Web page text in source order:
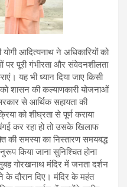
योगी आदित्यनाथ ने अधिकारियों को
पर पूरी गंभीरता और संवेदनशीलता
यह भी ध्यान दिया जाए किसी
शासन की कल्याणकारी योजनाओं
से आर्थिक सहायता की
को शीघ्रता से पूर्ण कराया
कर रहा हो तो उसके खिलाफ
की समस्या का निस्तारण समयबद्ध
किया जाना सुनिश्चित होना
गोरखनाथ मंदिर में जनता दर्शन
के दौरान दिए। मंदिर के महंत